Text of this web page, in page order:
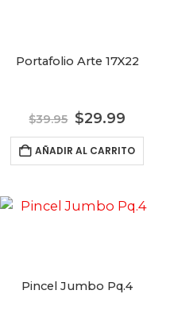
Portafolio Arte 17X22
$39.95 El
original
era:
$29.99El
actual
es:
AÑADIR AL CARRITO
Pincel Jumbo Pq.4